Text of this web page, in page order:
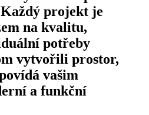
projekt je
na kvalitu,
potřeby
vytvořili prostor,
vašim
a funkční